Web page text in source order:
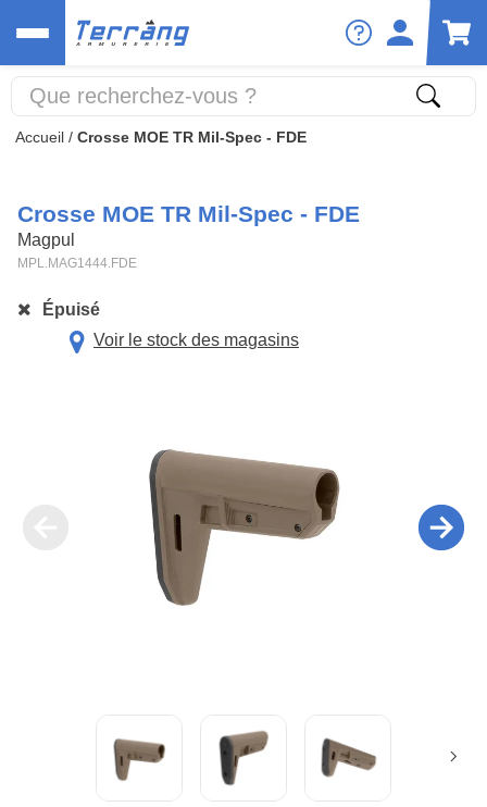
Accueil / Crosse MOE TR Mil-Spec - FDE
Crosse MOE TR Mil-Spec - FDE
Magpul
MPL.MAG1444.FDE
Épuisé
Voir le stock des magasins